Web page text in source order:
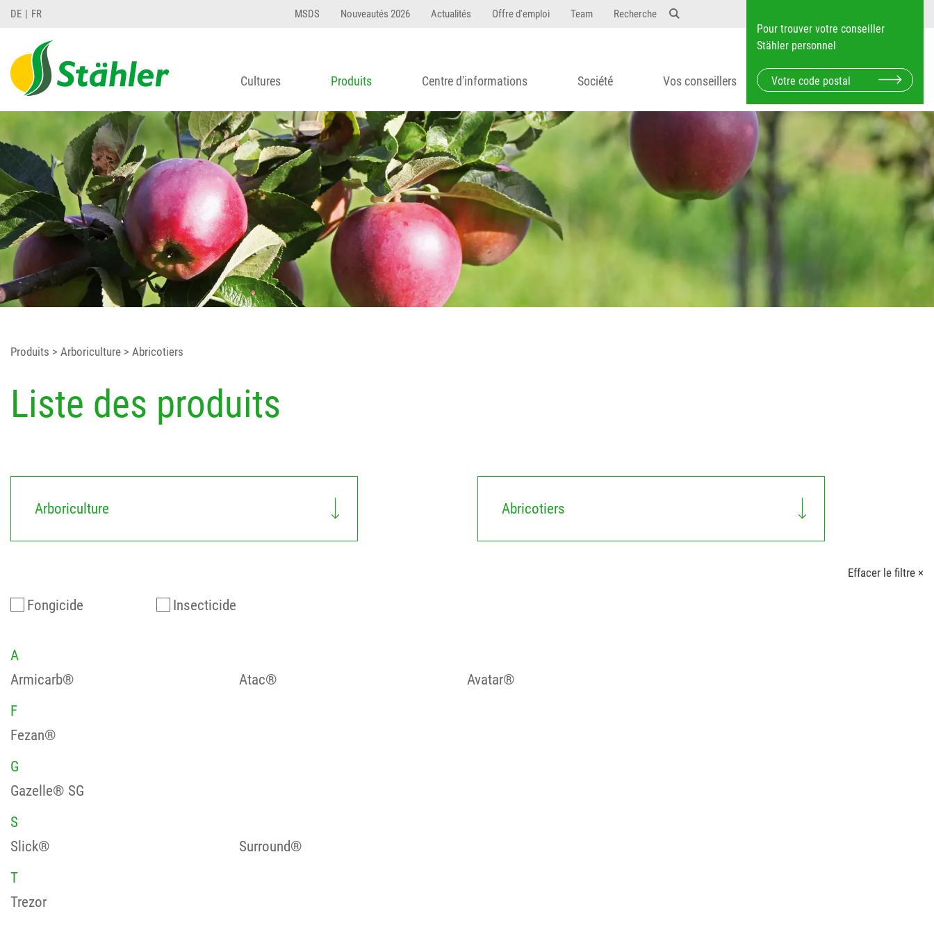
DE FR MSDS Nouveautés 2026 Actualités Offre d'emploi Team Recherche
Pour trouver votre conseiller
Stähler personnel
Cultures Produits Centre d'informations Société Vos conseillers
Produits > Arboriculture > Abricotiers
Liste des produits
Arboriculture Abricotiers
Effacer le filtre ×
Fongicide Insecticide
A
Armicarb®
Atac®
Avatar®
F
Fezan®
G
Gazelle® SG
S
Slick®
Surround®
T
Trezor